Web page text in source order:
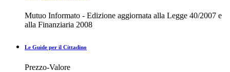
Mutuo Informato - Edizione aggiornata alla Legge 40/2007 e
alla Finanziaria 2008
Le Guide per il Cittadino
Prezzo-Valore